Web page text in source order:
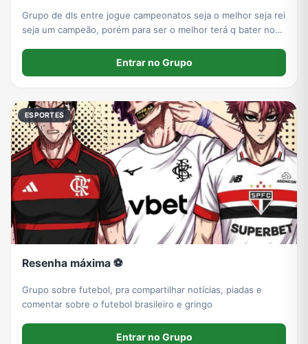
Grupo de dls entre jogue campeonatos seja o melhor seja rei
seja um campeão, porém para ser o melhor terá q bater nos
Entrar no Grupo
ESPORTES
Resenha máxima ⚽
Grupo sobre futebol, pra compartilhar notícias, piadas e
comentar sobre o futebol brasileiro e gringo
Entrar no Grupo